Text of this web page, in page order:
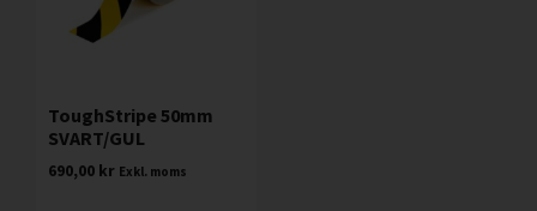
ToughStripe 50mm
SVART/GUL
690,00 kr Exkl. moms